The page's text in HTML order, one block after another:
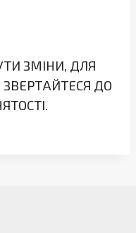
ЗМІНИ, ДЛЯ
ДО